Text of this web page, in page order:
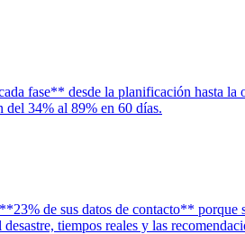
fase** desde la planificación hasta
34% al 89% en 60 días.
de sus datos de contacto**
tiempos reales y las